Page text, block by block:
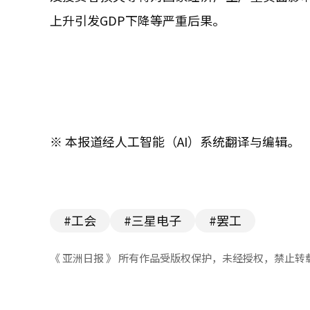
上升引发GDP下降等严重后果。
※ 本报道经人工智能（AI）系统翻译与编辑。
#工会 #三星电子 #罢工
《 亚洲日报 》 所有作品受版权保护，未经授权，禁止转